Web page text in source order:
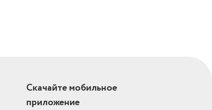
Скачайте мобильное
приложение